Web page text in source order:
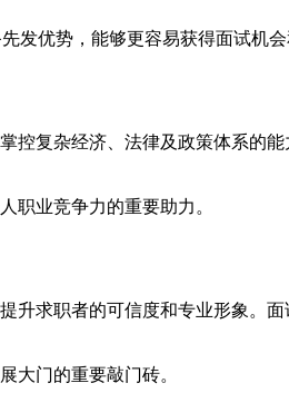
发优势，能够更容易获得面试机会
控复杂经济、法律及政策体系的
职业竞争力的重要助力。
升求职者的可信度和专业形象。
大门的重要敲门砖。